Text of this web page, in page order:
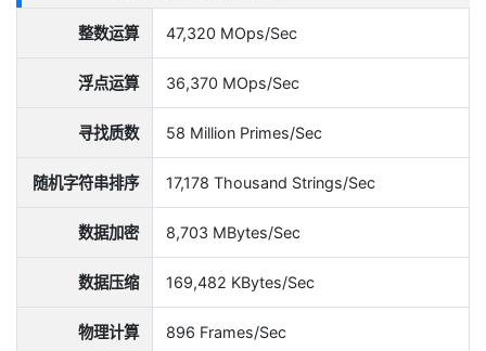
整数运算 47,320 MOps/Sec
浮点运算 36,370 MOps/Sec
寻找质数 58 Million Primes/Sec
随机字符串排序 17,178 Thousand Strings/Sec
数据加密 8,703 MBytes/Sec
数据压缩 169,482 KBytes/Sec
物理计算 896 Frames/Sec